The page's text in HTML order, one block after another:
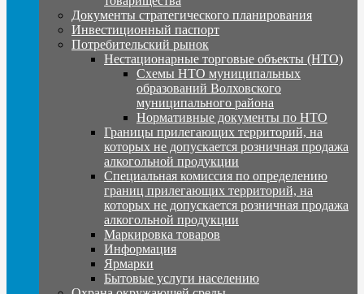
Документы стратегического планирования
Инвестиционный паспорт
Потребительский рынок
Нестационарные торговые объекты (НТО)
Схемы НТО муниципальных
образований Волховского
муниципального района
Нормативные документы по НТО
Границы прилегающих территорий, на
которых не допускается розничная продажа
алкогольной продукции
Специальная комиссия по определению
границ прилегающих территорий, на
которых не допускается розничная продажа
алкогольной продукции
Маркировка товаров
Информация
Ярмарки
Бытовые услуги населению